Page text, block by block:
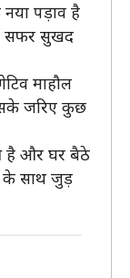
पड़ाव है
सफर सुखद
माहौल
जरिए कुछ
है और घर बैठे
के साथ जुड़